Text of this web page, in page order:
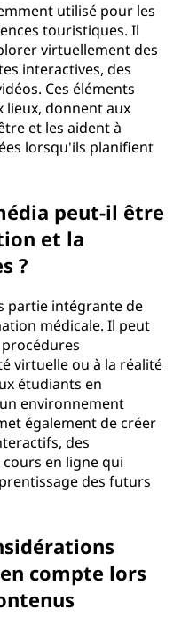
utilisé pour les
touristiques. Il
virtuellement des
interactives, des
Ces éléments
lieux, donnent aux
et les aident à
lorsqu'ils planifient
peut-il être
et la
?
partie intégrante de
médicale. Il peut
virtuelle ou à la réalité
étudiants en
environnement
également de créer
des
en ligne qui
des futurs
compte lors